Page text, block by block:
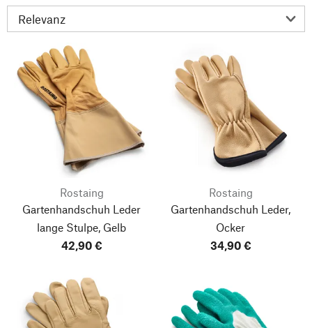
Rostaing
Gartenhandschuh Leder
lange Stulpe, Gelb
42,90 €
Rostaing
Gartenhandschuh Leder,
Ocker
34,90 €